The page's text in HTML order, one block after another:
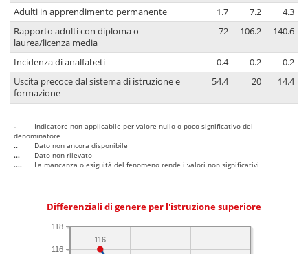
Adulti in apprendimento permanente 1.7 7.2
4.3
Rapporto adulti con diploma o
laurea/licenza media
72 106.2 140.6
Incidenza di analfabeti 0.4 0.2
0.2
Uscita precoce dal sistema di istruzione e
formazione
54.4 20 14.4
-
Indicatore non applicabile per valore nullo o poco significativo del
denominatore
..
Dato non ancora disponibile
...
Dato non rilevato
....
La mancanza o esiguità del fenomeno rende i valori non significativi
Differenziali di genere per l'istruzione superiore
116
118
116